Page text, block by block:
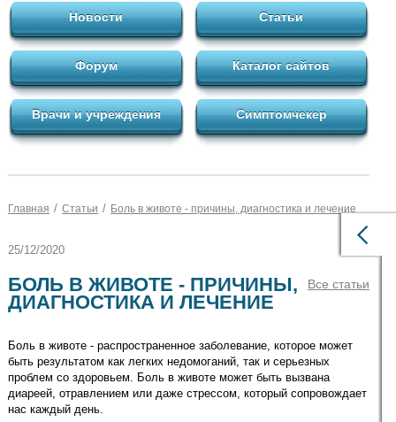
Новости Статьи
Форум Каталог сайтов
Врачи и учреждения Симптомчекер
Главная / Статьи / Боль в животе - причины, диагностика и лечение
25/12/2020
Все статьи
БОЛЬ В ЖИВОТЕ - ПРИЧИНЫ,
ДИАГНОСТИКА И ЛЕЧЕНИЕ
Боль в животе - распространенное заболевание, которое может
быть результатом как легких недомоганий, так и серьезных
проблем со здоровьем. Боль в животе может быть вызвана
диареей, отравлением или даже стрессом, который сопровождает
нас каждый день.